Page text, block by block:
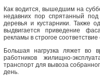
Как водится, вышедшим на
недавних пор спрятанный
деревья и кустарники. Также
выдвигается приведение
рекламы в строгое
Большая нагрузка ляжет во
работников жилищно-
транспорт для вывоза
день.